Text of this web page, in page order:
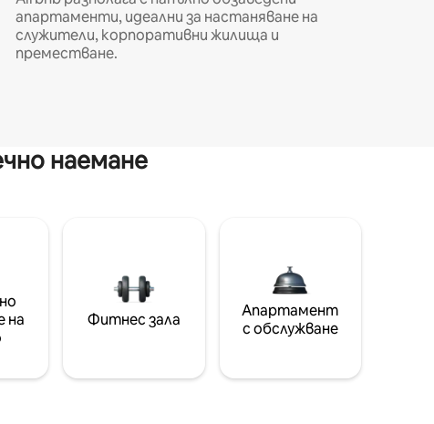
апартаменти, идеални за настаняване на
служители, корпоративни жилища и
преместване.
наемане
на
Фитнес зала
Апартамент
с обслужване